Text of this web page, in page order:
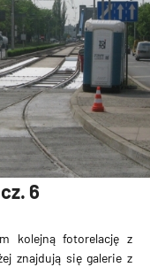
6
kolejną fotorelację z
znajdują się galerie z